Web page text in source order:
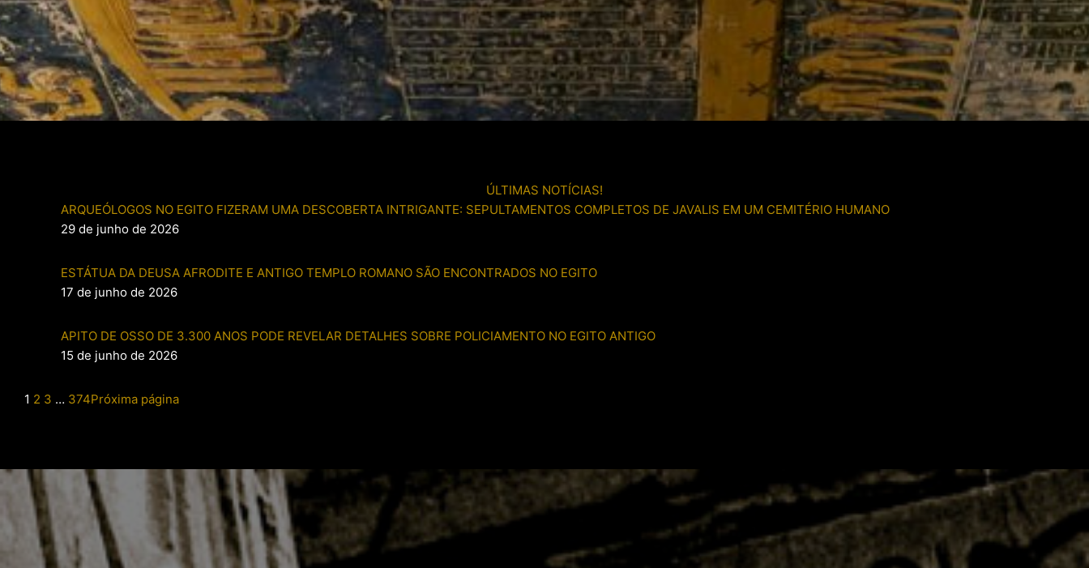
ÚLTIMAS NOTÍCIAS!
ARQUEÓLOGOS NO EGITO FIZERAM UMA DESCOBERTA INTRIGANTE: SEPULTAMENTOS COMPLETOS DE JAVALIS EM UM CEMITÉRIO HUMANO
29 de junho de 2026
ESTÁTUA DA DEUSA AFRODITE E ANTIGO TEMPLO ROMANO SÃO ENCONTRADOS NO EGITO
17 de junho de 2026
APITO DE OSSO DE 3.300 ANOS PODE REVELAR DETALHES SOBRE POLICIAMENTO NO EGITO ANTIGO
15 de junho de 2026
1 2 3 … 374Próxima página